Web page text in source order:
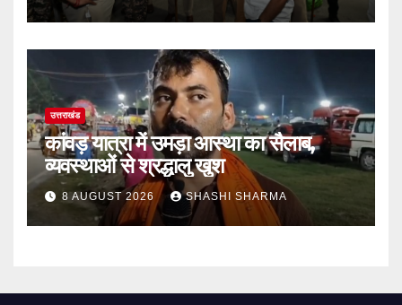
उत्तराखंड
कांवड़ यात्रा में उमड़ा आस्था का सैलाब,
व्यवस्थाओं से श्रद्धालु खुश
8 AUGUST 2026 SHASHI SHARMA